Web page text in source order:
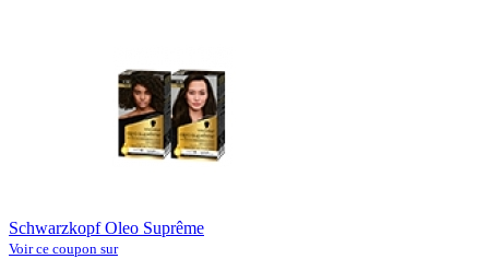
Schwarzkopf Oleo Suprême
Voir ce coupon sur